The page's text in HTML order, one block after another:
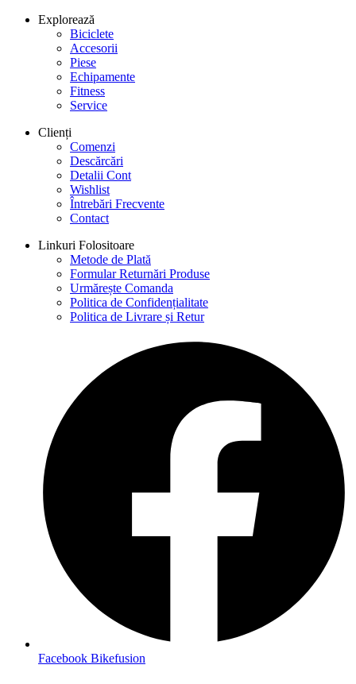
Explorează
Biciclete
Accesorii
Piese
Echipamente
Fitness
Service
Clienți
Comenzi
Descărcări
Detalii Cont
Wishlist
Întrebări Frecvente
Contact
Linkuri Folositoare
Metode de Plată
Formular Returnări Produse
Urmărește Comanda
Politica de Confidențialitate
Politica de Livrare și Retur
Facebook Bikefusion